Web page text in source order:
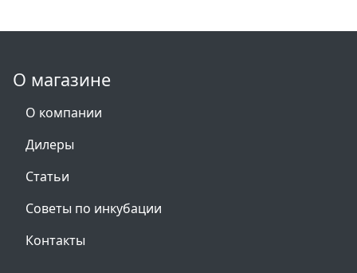
О магазине
О компании
Дилеры
Статьи
Советы по инкубации
Контакты